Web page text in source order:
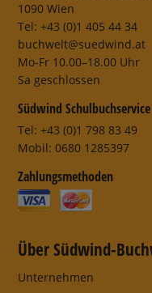
1090 Wien
Tel: +43 (0)1 405 44 34
buchwelt@suedwind.at
Mo-Fr 10.00–18.00 Uhr
Sa geschlossen
Südwind Schulbuchservice
Tel: +43 (0)1 798 83 49
Mobil: 0680 1285397
Zahlungsmethoden
Über Südwind-
Unternehmen